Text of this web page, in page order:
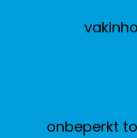
onbeperkt